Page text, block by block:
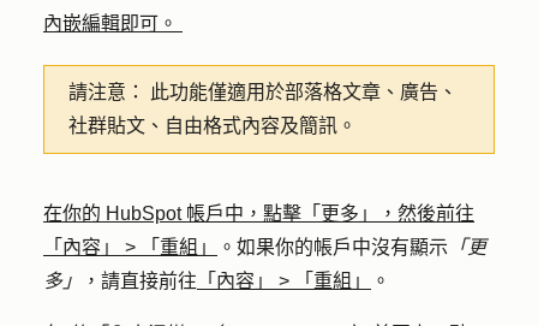
內嵌編輯即可。
請注意：
此功能僅適用於部落格文章、廣告、
社群貼文、自由格式內容及簡訊。
在你的 HubSpot 帳戶中，點擊 「更多」
，然後前往
「內容」
> 「重組」 。如果你的帳戶中沒有顯示 「更
多」
，請直接前往 「內容」 > 「重組」 。